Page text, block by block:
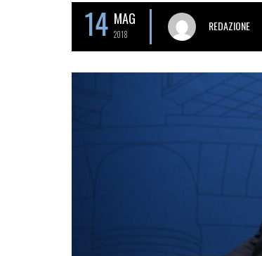
14 MAG
2018
REDAZIONE